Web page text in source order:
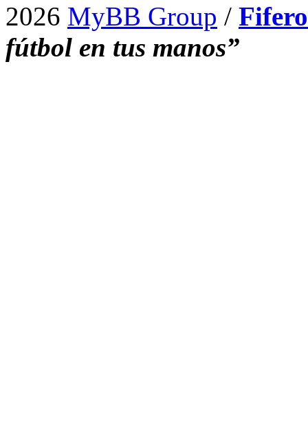
2026 MyBB Group /
fútbol en tus manos”